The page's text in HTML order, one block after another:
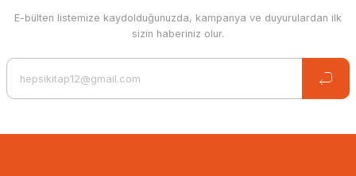
E-bülten listemize kaydolduğunuzda, kampanya ve duyurulardan ilk
sizin haberiniz olur.